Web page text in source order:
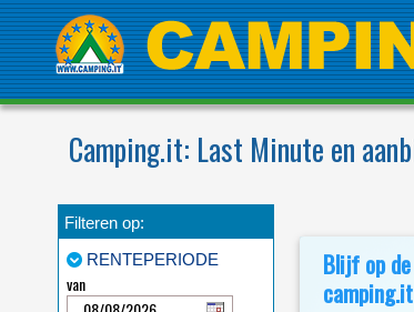
Camping.it: Last Minute en
Filteren op:
RENTEPERIODE
van
Blijf op